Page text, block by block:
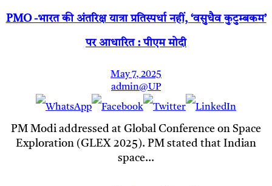
PMO -भारत की अंतरिक्ष यात्रा प्रतिस्पर्धा नहीं, ‘वसुधैव कुटुम्बकम’
पर आधारित : पीएम मोदी
May 7, 2025
admin@UP
PM Modi addressed at Global Conference on Space
Exploration (GLEX 2025). PM stated that Indian
space…